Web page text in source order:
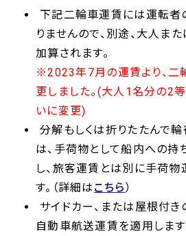
下記二輪車運賃には運転者
りませんので、別途、大人ま
加算されます。
※2023年7月の運賃より、二
更しました。(大人1名分の2
いに変更)
分解もしくは折りたたんで
は、手荷物として船内への持
し、旅客運賃とは別に手荷
す。（詳細は こちら）
サイドカー、または屋根付
自動車航送運賃を適用します